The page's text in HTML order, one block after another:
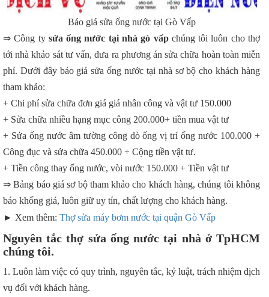
Báo giá sửa ống nước tại Gò Vấp
⇒ Công ty sửa ống nước tại nhà gò vấpchúng tôi luôn cho thợ
tới nhà khảo sát tư vấn, đưa ra phương án sửa chữa hoàn toàn miễn
phí. Dưới đây báo giá sửa ống nước tại nhà sơ bộ cho khách hàng
tham khảo:
+ Chi phí sửa chữa đơn giá giá nhân công và vật tư 150.000
+ Sửa chữa nhiều hạng mục công 200.000+ tiền mua vật tư
+ Sửa ống nước âm tường công dò ống vị trí ống nước 100.000 +
Công đục và sửa chữa 450.000 + Cộng tiền vật tư.
+ Tiền công thay ống nước, vòi nước 150.000 + Tiền vật tư
⇒ Bảng báo giá sơ bộ tham khảo cho khách hàng, chúng tôi không
báo khống giá, luôn giữ uy tín, chất lượng cho khách hàng.
► Xem thêm: Thợ sửa máy bơm nước tại quận Gò Vấp
Nguyên tắc thợ sửa ống nước tại nhà ở TpHCM
chúng tôi.
1. Luôn làm việc có quy trình, nguyên tắc, kỷ luật, trách nhiệm dịch
vụ đối với khách hàng.